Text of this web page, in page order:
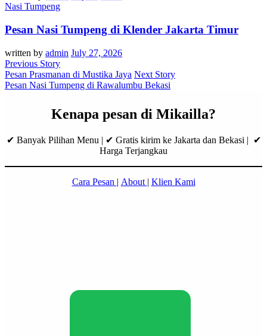
Nasi Tumpeng
Pesan Nasi Tumpeng di Klender Jakarta Timur
written by admin July 27, 2026
Previous Story
Pesan Prasmanan di Mustika Jaya Next Story
Pesan Nasi Tumpeng di Rawalumbu Bekasi
Kenapa pesan di Mikailla?
✔ Banyak Pilihan Menu | ✔ Gratis kirim ke Jakarta dan Bekasi | ✔
Harga Terjangkau
Cara Pesan | About | Klien Kami